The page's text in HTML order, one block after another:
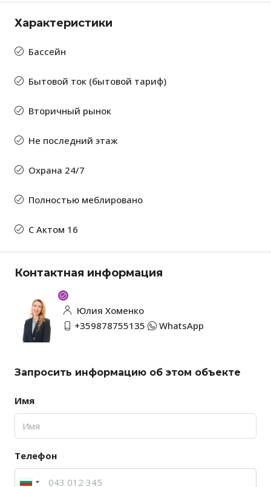
Характеристики
Бассейн
Бытовой ток (бытовой тариф)
Вторичный рынок
Не последний этаж
Охрана 24/7
Полностью меблировано
С Актом 16
Контактная информация
Юлия Хоменко
+359878755135
WhatsApp
Запросить информацию об этом объекте
Имя
Телефон